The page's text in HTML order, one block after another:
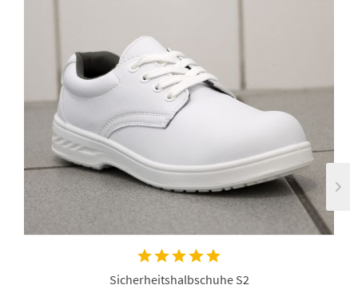
Sicherheitshalbschuhe S2